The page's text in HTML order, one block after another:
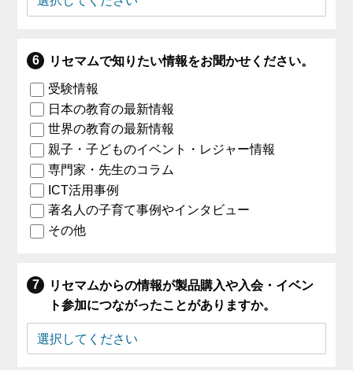
リセマムで知りたい情報をお聞かせください。
受験情報
日本の教育の最新情報
世界の教育の最新情報
親子・子どものイベント・レジャー情報
専門家・先生のコラム
ICT活用事例
著名人の子育て事例やインタビュー
その他
リセマムからの情報が製品購入や入会・イベン
ト参加につながったことがありますか。